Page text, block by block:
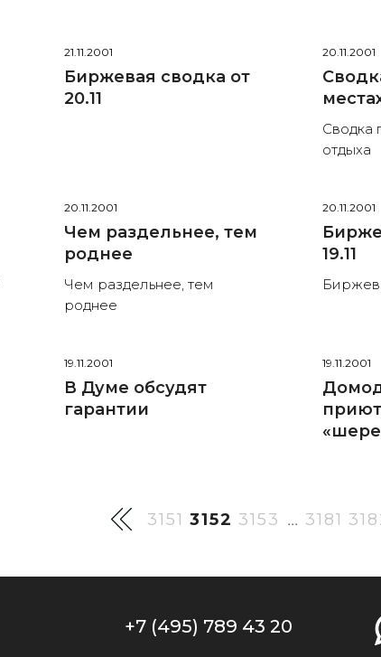
21.11.2001
Биржевая сводка от
20.11
20.11.2001
Сводка
отдыха
20.11.2001
Чем раздельнее, тем
роднее
Чем раздельнее, тем
роднее
20.11.2001
19.11
19.11.2001
В Думе обсудят
гарантии
19.11.2001
3151 3152 3153 ... 3181
+7 (495) 789 43 20